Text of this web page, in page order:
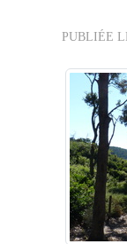
PUBLIÉE